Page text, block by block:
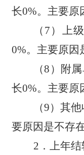
长0%。主要原
（7）
上
0%。主要原因
（8） 附
长0%。主要原
（9）其他
要原因是不存
2．
上年